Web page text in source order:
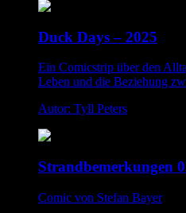
Duck Days – 2025
Ein Comicstrip über den
Leben und die Beziehung
Autor: Tyll Peters
Strandbemerkungen
Comic von Stefan Bayer